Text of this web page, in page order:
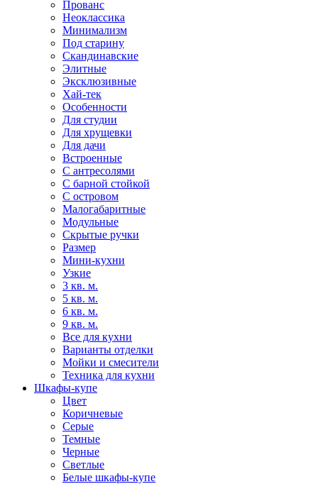
Прованс
Неоклассика
Минимализм
Под старину
Скандинавские
Элитные
Эксклюзивные
Хай-тек
Особенности
Для студии
Для хрущевки
Для дачи
Встроенные
С антресолями
С барной стойкой
С островом
Малогабаритные
Модульные
Скрытые ручки
Размер
Мини-кухни
Узкие
3 кв. м.
5 кв. м.
6 кв. м.
9 кв. м.
Все для кухни
Варианты отделки
Мойки и смесители
Техника для кухни
Шкафы-купе
Цвет
Коричневые
Серые
Темные
Черные
Светлые
Белые шкафы-купе